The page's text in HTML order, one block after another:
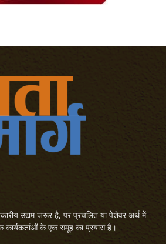
उद्यम जरूर है, पर प्रचलित या पेशेवर अर्थ में
कार्यकर्ताओं के एक समूह का प्रयास है।